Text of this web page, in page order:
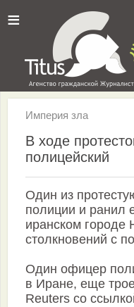
≡
Империя зла
В ходе
полицейский
Один из
полиции и ранил
иранском
столкновений с
Один офицер
в Иране, еще
Reuters со